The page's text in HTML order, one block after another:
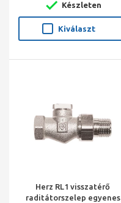
Készleten
Kiválaszt
Herz RL1 visszatérő
raditátorszelep egyenes